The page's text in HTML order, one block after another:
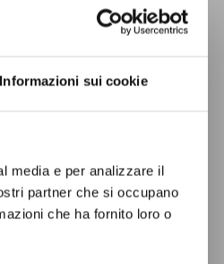
Informazioni sui cookie
media e per analizzare il
partner che si occupano
che ha fornito loro o
Caro
Piantedosi,